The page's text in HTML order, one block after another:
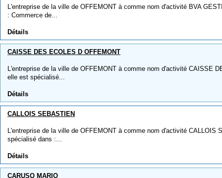
L'entreprise de la ville de OFFEMONT à comme nom d'activité BVA
: Commerce de...
Détails
CAISSE DES ECOLES D OFFEMONT
L'entreprise de la ville de OFFEMONT à comme nom d'activité CAISSE
elle est spécialisé...
Détails
CALLOIS SEBASTIEN
L'entreprise de la ville de OFFEMONT à comme nom d'activité CALLOIS
spécialisé dans :...
Détails
CARUSO MARIO